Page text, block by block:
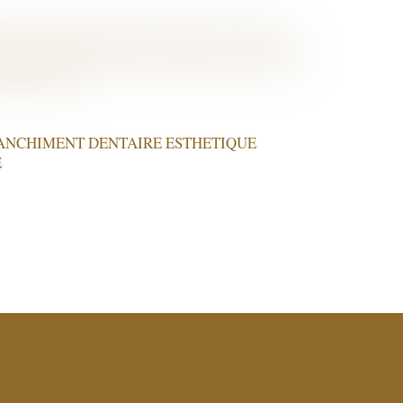
DENTAIRE ESTHETIQUE